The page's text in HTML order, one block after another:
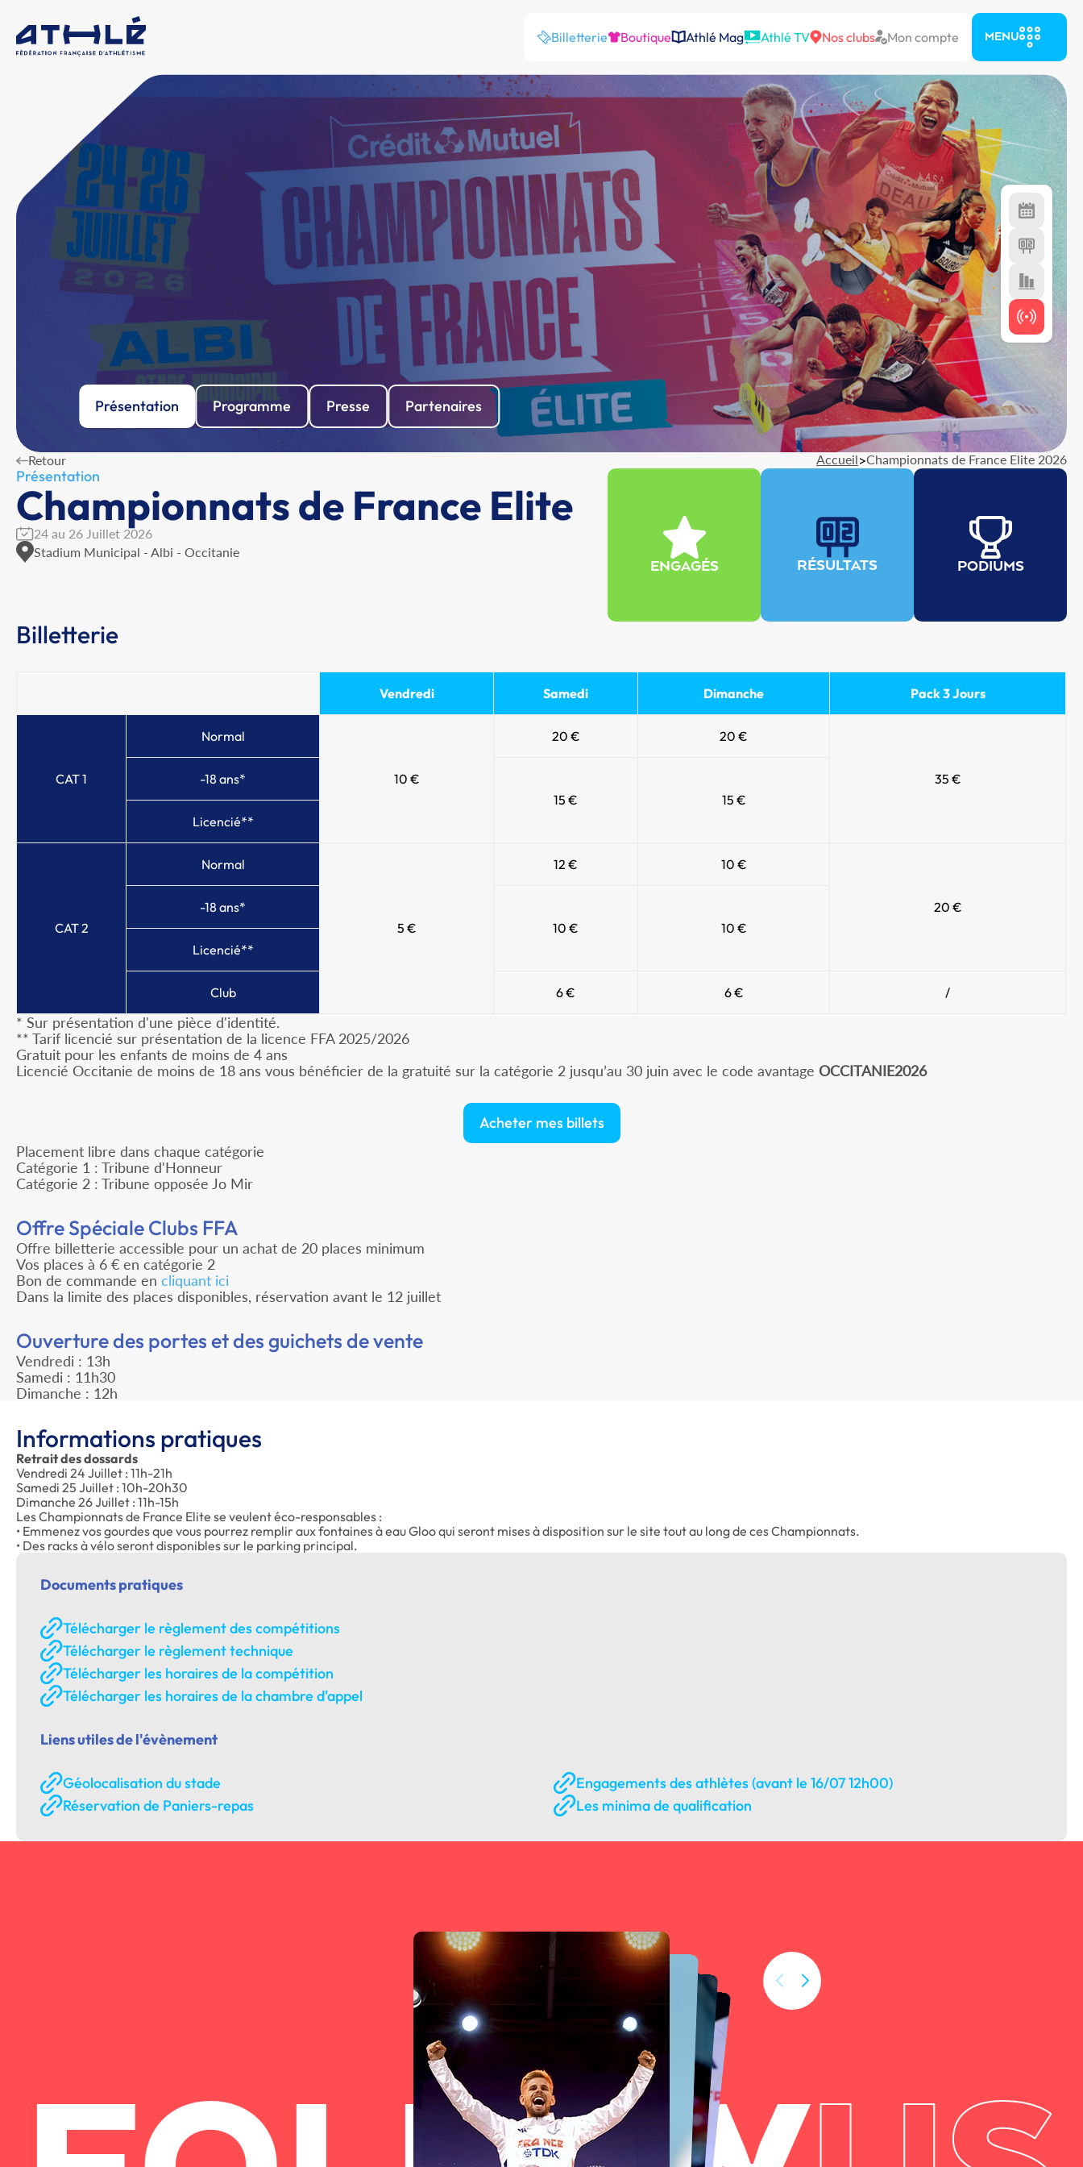
Billetterie Boutique Athlé Mag Athlé TV Nos clubs Mon compte MENU
Présentation Programme Presse Partenaires
Retour Accueil>Championnats de France Elite 2026
Présentation
Championnats de France Elite
24 au 26 Juillet 2026
Stadium Municipal - Albi - Occitanie
ENGAGÉS RÉSULTATS PODIUMS
Billetterie
Vendredi Samedi Dimanche Pack 3 Jours
CAT 1
Normal
10 €
20 € 20 €
35 €
-18 ans*
15 €
15 €
Licencié**
CAT 2
Normal
5 €
12 € 10 €
20 €
-18 ans*
10 €
10 €
Licencié**
Club 6 € 6 € /
* Sur présentation d'une pièce d'identité.
** Tarif licencié sur présentation de la licence FFA 2025/2026
Gratuit pour les enfants de moins de 4 ans
Licencié Occitanie de moins de 18 ans vous bénéficier de la gratuité sur la catégorie 2 jusqu’au 30 juin avec le code avantage OCCITANIE2026
Acheter mes billets
Placement libre dans chaque catégorie
Catégorie 1 : Tribune d'Honneur
Catégorie 2 : Tribune opposée Jo Mir
Offre Spéciale Clubs FFA
Offre billetterie accessible pour un achat de 20 places minimum
Vos places à 6 € en catégorie 2
Bon de commande en cliquant ici
Dans la limite des places disponibles, réservation avant le 12 juillet
Ouverture des portes et des guichets de vente
Vendredi : 13h
Samedi : 11h30
Dimanche : 12h
Informations pratiques
Retrait des dossards
Vendredi 24 Juillet : 11h-21h
Samedi 25 Juillet : 10h-20h30
Dimanche 26 Juillet : 11h-15h
Les Championnats de France Elite se veulent éco-responsables :
• Emmenez vos gourdes que vous pourrez remplir aux fontaines à eau Gloo qui seront mises à disposition sur le site tout au long de ces Championnats.
• Des racks à vélo seront disponibles sur le parking principal.
Documents pratiques
Télécharger le règlement des compétitions
Télécharger le règlement technique
Télécharger les horaires de la compétition
Télécharger les horaires de la chambre d'appel
Liens utiles de l'évènement
Géolocalisation du stade
Réservation de Paniers-repas
Engagements des athlètes (avant le 16/07 12h00)
Les minima de qualification